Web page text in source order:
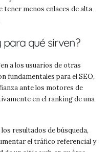
tener menos enlaces de alta
para qué sirven?
a los usuarios de otras
fundamentales para el SEO,
ante los motores de
en el ranking de una
resultados de búsqueda,
el tráfico referencial y